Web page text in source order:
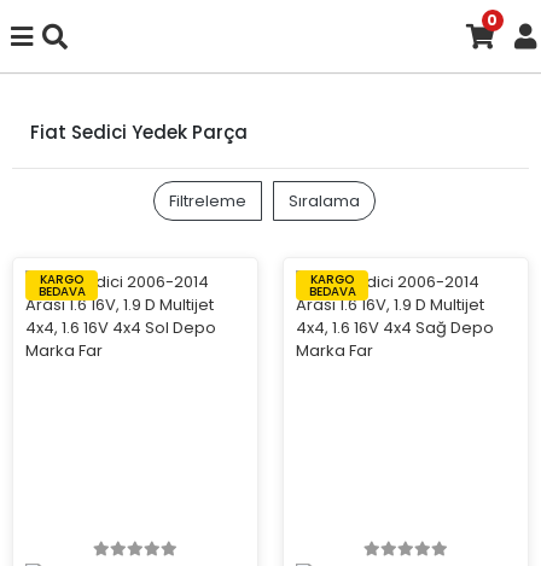
0
Fiat Sedici Yedek Parça
Filtreleme Sıralama
KARGO
BEDAVA
KARGO
BEDAVA